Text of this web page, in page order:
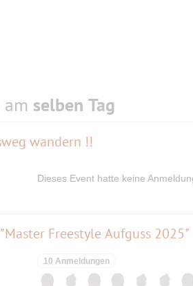
selben Tag
wandern !!
Dieses Event hatte keine
Freestyle Aufguss 2025"
10 Anmeldungen